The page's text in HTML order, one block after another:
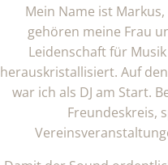
Mein Name ist
gehören meine Frau
Leidenschaft für
herauskristallisiert. Auf
war ich als DJ am Start.
Freundeskreis,